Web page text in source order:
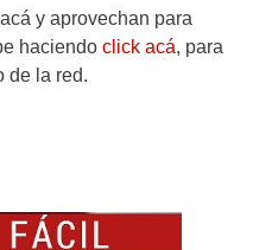
y aprovechan para
haciendo click acá, para
de la red.